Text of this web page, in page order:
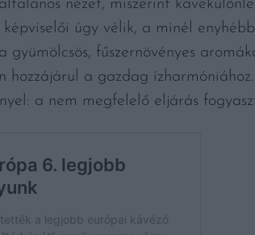
nézet, miszerint
úgy vélik, a minél
gyümölcsös, fűszernövényes
hozzájárul a gazdag
a nem megfelelő eljárás